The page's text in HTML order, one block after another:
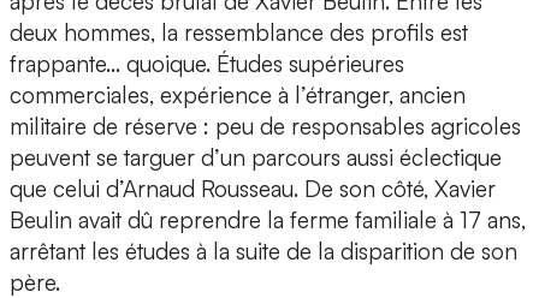
deux hommes, la ressemblance des profils est
frappante… quoique. Études supérieures
commerciales, expérience à l’étranger, ancien
militaire de réserve : peu de responsables agricoles
peuvent se targuer d’un parcours aussi éclectique
que celui d’Arnaud Rousseau. De son côté, Xavier
Beulin avait dû reprendre la ferme familiale à 17 ans,
arrêtant les études à la suite de la disparition de son
père.